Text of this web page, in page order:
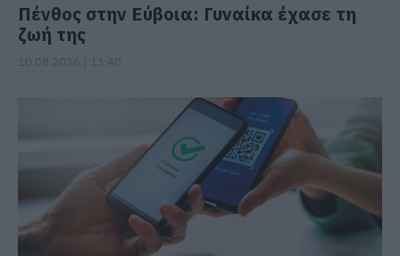
Πένθος στην Εύβοια: Γυναίκα έχασε τη
ζωή της